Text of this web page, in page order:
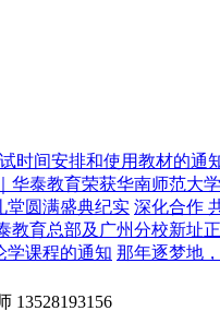
时间安排和使用教材的通
华泰教育荣获华南师范大
堂圆满盛典纪实 深化合作
教育总部及广州分校新址
学课程的通知 那年逐梦地
13528193156